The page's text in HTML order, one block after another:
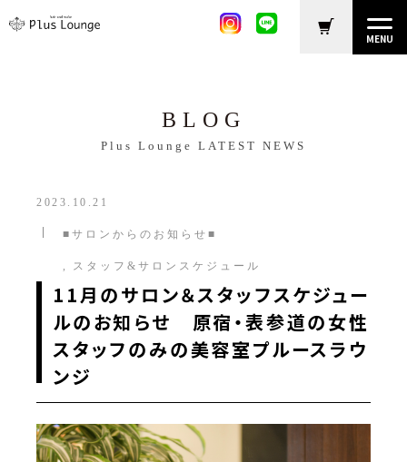
MENU
BLOG
Plus Lounge LATEST NEWS
2023.10.21
■サロンからのお知らせ■
スタッフ&サロンスケジュール
11月のサロン＆スタッフスケジュー
ルのお知らせ 原宿・表参道の女性
スタッフのみの美容室プルースラウ
ンジ